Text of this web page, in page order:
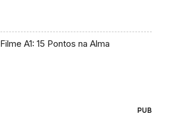
Filme A1: 15 Pontos na Alma
PUB